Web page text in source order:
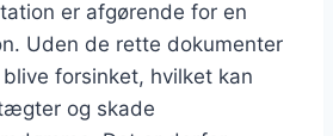
er afgørende for en
Uden de rette dokumenter
forsinket, hvilket kan
og skade